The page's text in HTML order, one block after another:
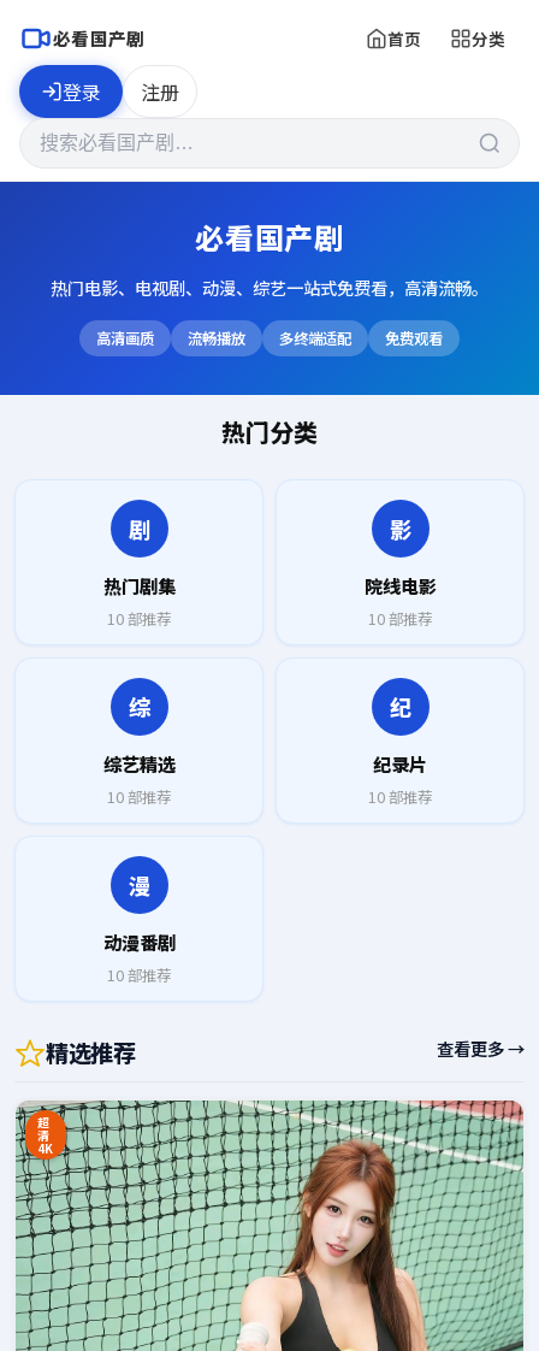
必看国产剧 首页 分类
登录 注册
必看国产剧
热门电影、电视剧、动漫、综艺一站式免费看，高清流畅。
高清画质 流畅播放 多终端适配 免费观看
热门分类
剧
热门剧集
10部推荐
影
院线电影
10部推荐
综
综艺精选
10部推荐
纪
纪录片
10部推荐
漫
动漫番剧
10部推荐
精选推荐 查看更多 →
超
清
4K